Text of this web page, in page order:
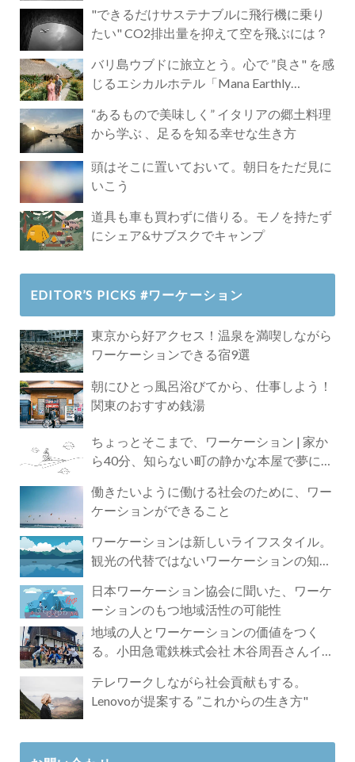
"できるだけサステナブルに飛行機に乗り
たい" CO2排出量を抑えて空を飛ぶには？
バリ島ウブドに旅立とう。心で ”良さ" を感
じるエシカルホテル「Mana Earthly
“あるもので美味しく” イタリアの郷土料理
から学ぶ 、足るを知る幸せな生き方
頭はそこに置いておいて。朝日をただ見に
いこう
道具も車も買わずに借りる。モノを持たず
にシェア&サブスクでキャンプ
EDITOR’S PICKS #ワーケーション
東京から好アクセス！温泉を満喫しながら
ワーケーションできる宿9選
朝にひとっ風呂浴びてから、仕事しよう！
関東のおすすめ銭湯
ちょっとそこまで、ワーケーション | 家か
ら40分、知らない町の静かな本屋で夢に近
働きたいように働ける社会のために、ワー
ケーションができること
ワーケーションは新しいライフスタイル。
観光の代替ではないワーケーションの知ら
日本ワーケーション協会に聞いた、ワーケ
ーションのもつ地域活性の可能性
地域の人とワーケーションの価値をつく
る。小田急電鉄株式会社 木谷周吾さんイン
テレワークしながら社会貢献もする。
Lenovoが提案する ”これからの生き方"